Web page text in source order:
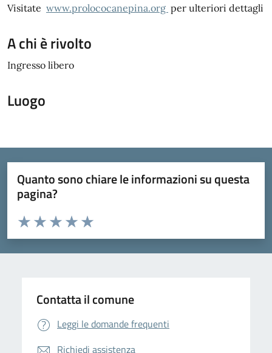
Visitate www.prolococanepina.org per ulteriori dettagli
A chi è rivolto
Ingresso libero
Luogo
Quanto sono chiare le informazioni su questa
pagina?
Domanda
Valuta da 1 a 5 stelle la pagina
Valuta 5 stelle su 5
Valuta 4 stelle su 5
Valuta 3 stelle su 5
Valuta 2 stelle su 5
Valuta 1 stelle su 5
Contatta il comune
Leggi le domande frequenti
Richiedi assistenza